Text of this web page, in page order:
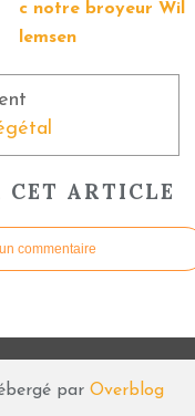
c notre broyeur Wil
lemsen
CET ARTICLE
commentaire
par Overblog